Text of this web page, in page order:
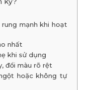
mạnh khi hoạt
nhất
khi sử dụng
đổi màu rõ rệt
hoặc không tự